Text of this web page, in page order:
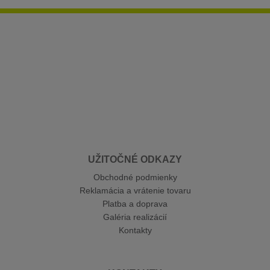
UŽITOČNÉ ODKAZY
Obchodné podmienky
Reklamácia a vrátenie tovaru
Platba a doprava
Galéria realizácií
Kontakty